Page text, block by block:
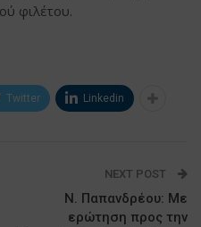
φιλέτου.
Twitter Linkedin
NEXT POST
Ν. Παπανδρέου: Με
ερώτηση προς την